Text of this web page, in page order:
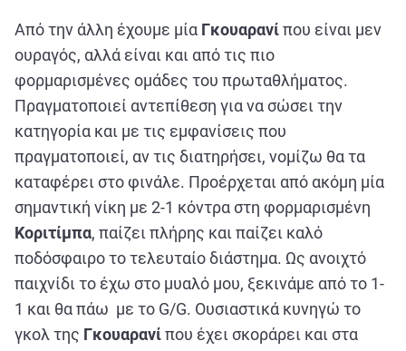
Από την άλλη έχουμε μία Γκουαρανίπου είναι μεν
ουραγός, αλλά είναι και από τις πιο
φορμαρισμένες ομάδες του πρωταθλήματος.
Πραγματοποιεί αντεπίθεση για να σώσει την
κατηγορία και με τις εμφανίσεις που
πραγματοποιεί, αν τις διατηρήσει, νομίζω θα τα
καταφέρει στο φινάλε. Προέρχεται από ακόμη μία
σημαντική νίκη με 2-1 κόντρα στη φορμαρισμένη
Κοριτίμπα, παίζει πλήρης και παίζει καλό
ποδόσφαιρο το τελευταίο διάστημα. Ως ανοιχτό
παιχνίδι το έχω στο μυαλό μου, ξεκινάμε από το 1-
1 και θα πάω με το G/G. Ουσιαστικά κυνηγώ το
γκολ της Γκουαρανίπου έχει σκοράρει και στα